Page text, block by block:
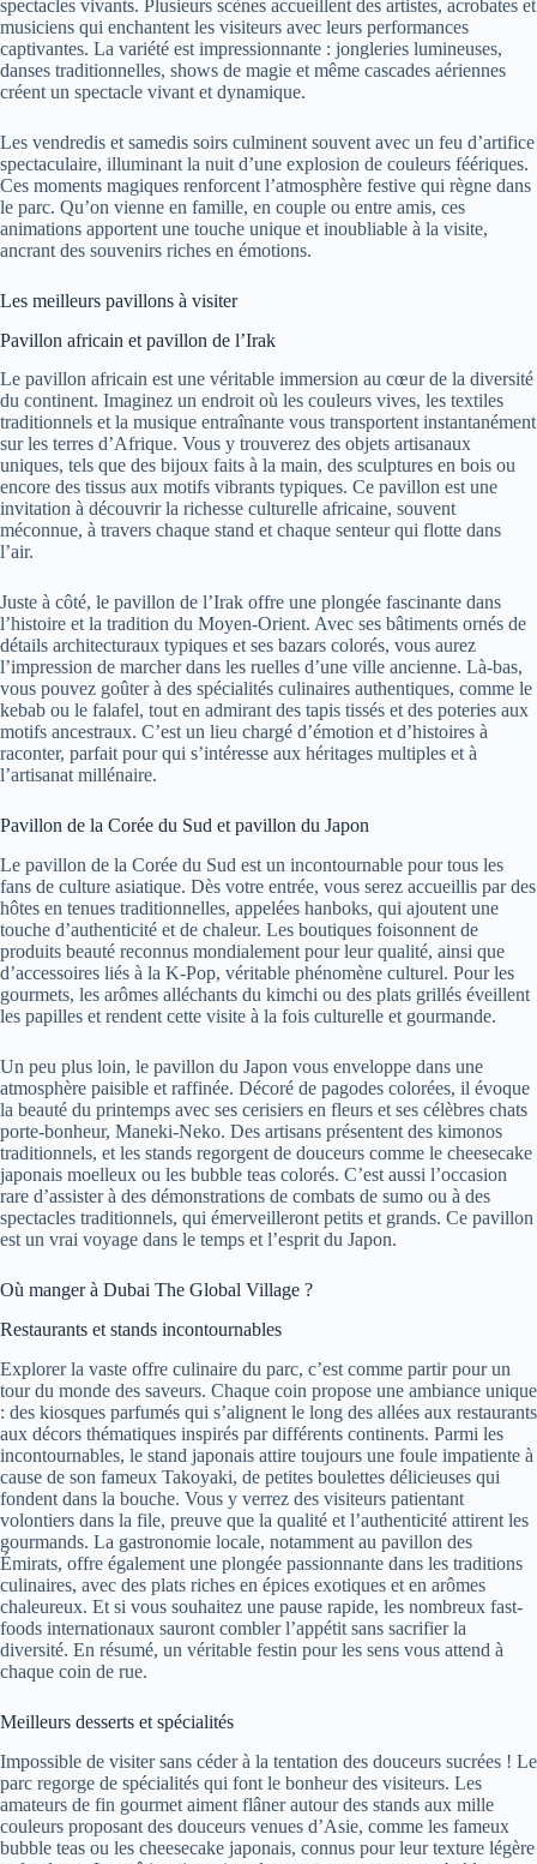
spectacles vivants. Plusieurs scènes accueillent des artistes, acrobates et
musiciens qui enchantent les visiteurs avec leurs performances
captivantes. La variété est impressionnante : jongleries lumineuses,
danses traditionnelles, shows de magie et même cascades aériennes
créent un spectacle vivant et dynamique.
Les vendredis et samedis soirs culminent souvent avec un feu d’artifice
spectaculaire, illuminant la nuit d’une explosion de couleurs féériques.
Ces moments magiques renforcent l’atmosphère festive qui règne dans
le parc. Qu’on vienne en famille, en couple ou entre amis, ces
animations apportent une touche unique et inoubliable à la visite,
ancrant des souvenirs riches en émotions.
Les meilleurs pavillons à visiter
Pavillon africain et pavillon de l’Irak
Le pavillon africain est une véritable immersion au cœur de la diversité
du continent. Imaginez un endroit où les couleurs vives, les textiles
traditionnels et la musique entraînante vous transportent instantanément
sur les terres d’Afrique. Vous y trouverez des objets artisanaux
uniques, tels que des bijoux faits à la main, des sculptures en bois ou
encore des tissus aux motifs vibrants typiques. Ce pavillon est une
invitation à découvrir la richesse culturelle africaine, souvent
méconnue, à travers chaque stand et chaque senteur qui flotte dans
l’air.
Juste à côté, le pavillon de l’Irak offre une plongée fascinante dans
l’histoire et la tradition du Moyen-Orient. Avec ses bâtiments ornés de
détails architecturaux typiques et ses bazars colorés, vous aurez
l’impression de marcher dans les ruelles d’une ville ancienne. Là-bas,
vous pouvez goûter à des spécialités culinaires authentiques, comme le
kebab ou le falafel, tout en admirant des tapis tissés et des poteries aux
motifs ancestraux. C’est un lieu chargé d’émotion et d’histoires à
raconter, parfait pour qui s’intéresse aux héritages multiples et à
l’artisanat millénaire.
Pavillon de la Corée du Sud et pavillon du Japon
Le pavillon de la Corée du Sud est un incontournable pour tous les
fans de culture asiatique. Dès votre entrée, vous serez accueillis par des
hôtes en tenues traditionnelles, appelées hanboks, qui ajoutent une
touche d’authenticité et de chaleur. Les boutiques foisonnent de
produits beauté reconnus mondialement pour leur qualité, ainsi que
d’accessoires liés à la K-Pop, véritable phénomène culturel. Pour les
gourmets, les arômes alléchants du kimchi ou des plats grillés éveillent
les papilles et rendent cette visite à la fois culturelle et gourmande.
Un peu plus loin, le pavillon du Japon vous enveloppe dans une
atmosphère paisible et raffinée. Décoré de pagodes colorées, il évoque
la beauté du printemps avec ses cerisiers en fleurs et ses célèbres chats
porte-bonheur, Maneki-Neko. Des artisans présentent des kimonos
traditionnels, et les stands regorgent de douceurs comme le cheesecake
japonais moelleux ou les bubble teas colorés. C’est aussi l’occasion
rare d’assister à des démonstrations de combats de sumo ou à des
spectacles traditionnels, qui émerveilleront petits et grands. Ce pavillon
est un vrai voyage dans le temps et l’esprit du Japon.
Où manger à Dubai The Global Village ?
Restaurants et stands incontournables
Explorer la vaste offre culinaire du parc, c’est comme partir pour un
tour du monde des saveurs. Chaque coin propose une ambiance unique
: des kiosques parfumés qui s’alignent le long des allées aux restaurants
aux décors thématiques inspirés par différents continents. Parmi les
incontournables, le stand japonais attire toujours une foule impatiente à
cause de son fameux Takoyaki, de petites boulettes délicieuses qui
fondent dans la bouche. Vous y verrez des visiteurs patientant
volontiers dans la file, preuve que la qualité et l’authenticité attirent les
gourmands. La gastronomie locale, notamment au pavillon des
Émirats, offre également une plongée passionnante dans les traditions
culinaires, avec des plats riches en épices exotiques et en arômes
chaleureux. Et si vous souhaitez une pause rapide, les nombreux fast-
foods internationaux sauront combler l’appétit sans sacrifier la
diversité. En résumé, un véritable festin pour les sens vous attend à
chaque coin de rue.
Meilleurs desserts et spécialités
Impossible de visiter sans céder à la tentation des douceurs sucrées ! Le
parc regorge de spécialités qui font le bonheur des visiteurs. Les
amateurs de fin gourmet aiment flâner autour des stands aux mille
couleurs proposant des douceurs venues d’Asie, comme les fameux
bubble teas ou les cheesecake japonais, connus pour leur texture légère